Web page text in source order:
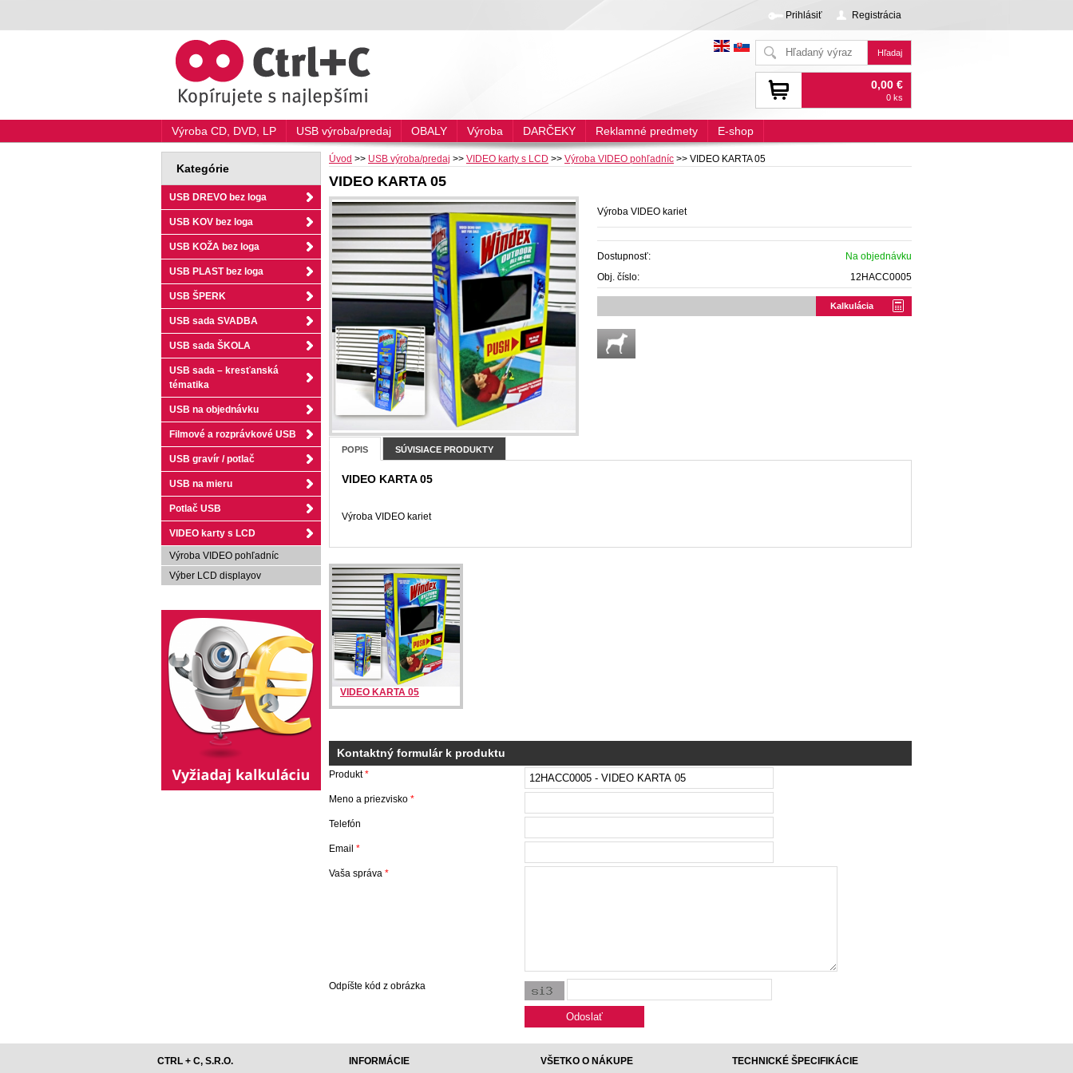
Prihlásiť Registrácia
0,00 €
0 ks
Úvod >> USB výroba/predaj >> VIDEO karty s LCD >> Výroba VIDEO pohľadníc >> VIDEO KARTA 05
VIDEO KARTA 05
Výroba VIDEO kariet
Dostupnosť:
Na objednávku
Obj. číslo:
12HACC0005
Kalkulácia
POPIS SÚVISIACE PRODUKTY
VIDEO KARTA 05
Výroba VIDEO kariet
VIDEO KARTA 05
Kontaktný formulár k produktu
Produkt*
Meno a priezvisko *
Telefón
Email *
Vaša správa *
Odpíšte kód z obrázka
Kategórie
USB DREVO bez loga
USB KOV bez loga
USB KOŽA bez loga
USB PLAST bez loga
USB ŠPERK
USB sada SVADBA
USB sada ŠKOLA
USB sada – kresťanská
tématika
USB na objednávku
Filmové a rozprávkové USB
USB gravír / potlač
USB na mieru
Potlač USB
VIDEO karty s LCD
Výroba VIDEO pohľadníc
Výber LCD displayov
Výroba CD, DVD, LP USB výroba/predaj OBALY Výroba DARČEKY Reklamné predmety E-shop
CTRL + C, S.R.O. INFORMÁCIE VŠETKO O NÁKUPE TECHNICKÉ ŠPECIFIKÁCIE